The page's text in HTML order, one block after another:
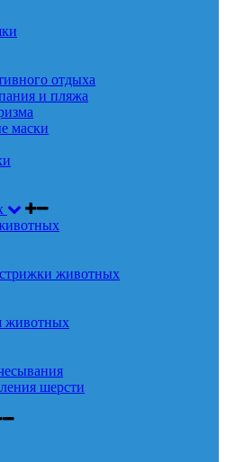
отдыха
и пляжа
маски
животных
животных
шерсти